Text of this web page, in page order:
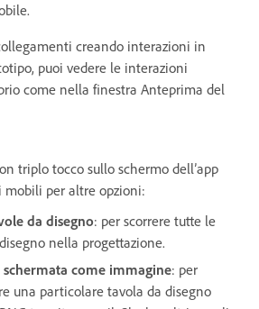
creando interazioni in
puoi vedere le interazioni
come nella finestra Anteprima del
triplo tocco sullo schermo dell’app
mobili per altre opzioni:
da disegno: per scorrere tutte le
nella progettazione.
come immagine: per
una particolare tavola da disegno